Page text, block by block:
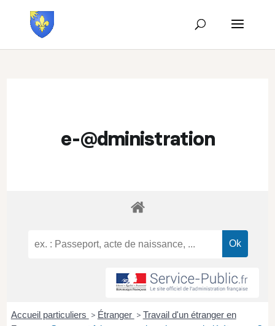
e-@dministration
Accueil particuliers > Étranger > Travail d'un étranger en